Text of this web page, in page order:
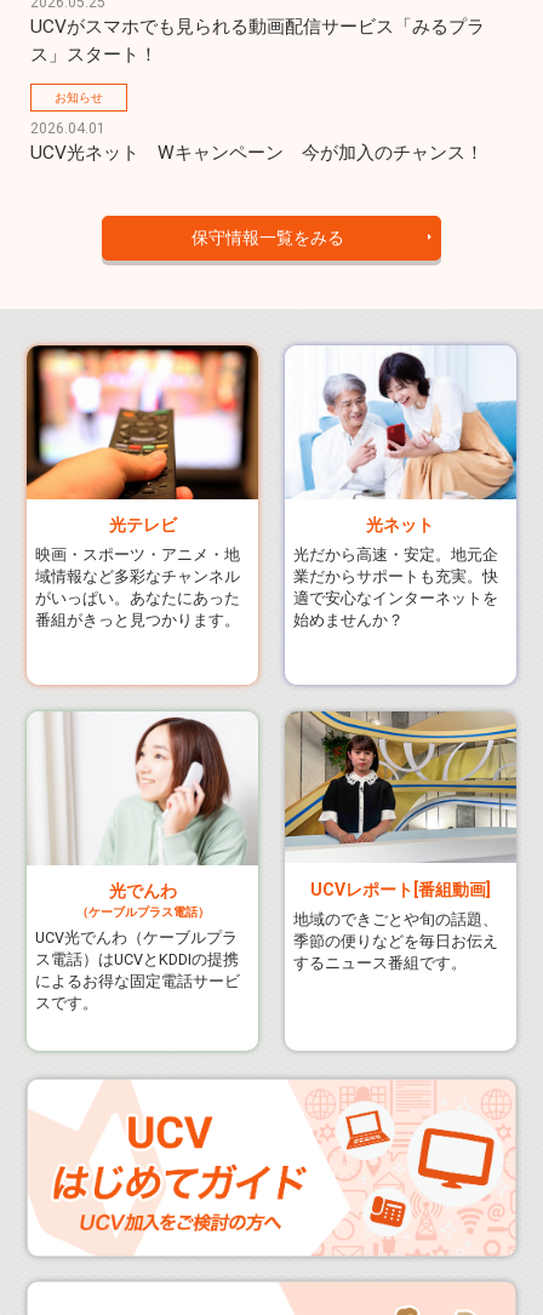
UCVがスマホでも見られる動画配信サービス「みるプラ
ス」スタート！
お知らせ
2026.04.01
UCV光ネット　Wキャンペーン　今が加入のチャンス！
保守情報一覧をみる
光テレビ
映画・スポーツ・アニメ・地
域情報など多彩なチャンネル
がいっぱい。あなたにあった
番組がきっと見つかります。
光ネット
光だから高速・安定。地元企
業だからサポートも充実。快
適で安心なインターネットを
始めませんか？
光でんわ
（ケーブルプラス電話）
UCV光でんわ（ケーブルプラ
ス電話）はUCVとKDDIの提携
によるお得な固定電話サービ
スです。
UCVレポート[番組動画]
地域のできごとや旬の話題、
季節の便りなどを毎日お伝え
するニュース番組です。